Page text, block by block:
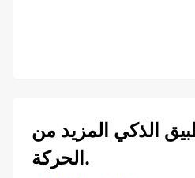
الذكي المزيد من
الحركة.